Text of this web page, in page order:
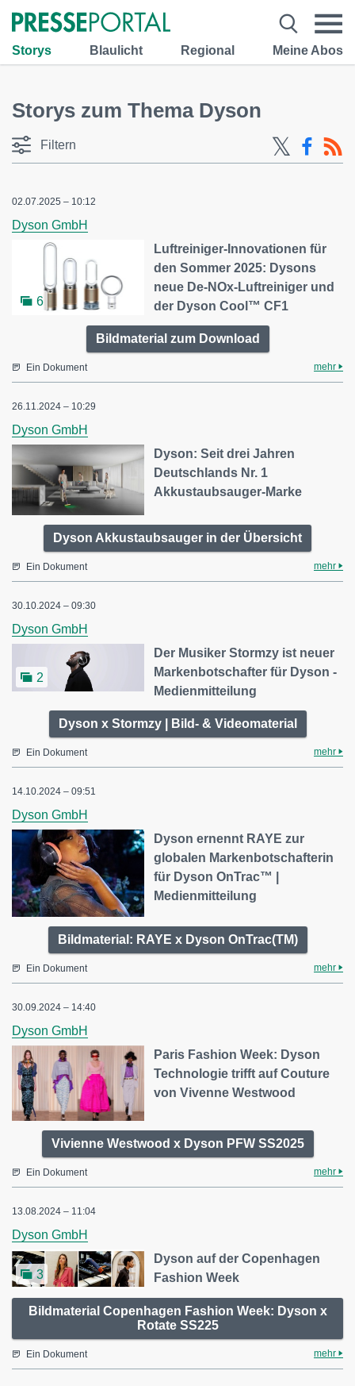
Storys Blaulicht Regional Meine Abos
Storys zum Thema Dyson
Filtern
02.07.2025 – 10:12
Dyson GmbH
6
Luftreiniger-Innovationen für
den Sommer 2025: Dysons
neue De-NOx-Luftreiniger und
der Dyson Cool™ CF1
Bildmaterial zum Download
Ein Dokument mehr
26.11.2024 – 10:29
Dyson GmbH
Dyson: Seit drei Jahren
Deutschlands Nr. 1
Akkustaubsauger-Marke
Dyson Akkustaubsauger in der Übersicht
Ein Dokument mehr
30.10.2024 – 09:30
Dyson GmbH
2
Der Musiker Stormzy ist neuer
Markenbotschafter für Dyson -
Medienmitteilung
Dyson x Stormzy | Bild- & Videomaterial
Ein Dokument mehr
14.10.2024 – 09:51
Dyson GmbH
Dyson ernennt RAYE zur
globalen Markenbotschafterin
für Dyson OnTrac™ |
Medienmitteilung
Bildmaterial: RAYE x Dyson OnTrac(TM)
Ein Dokument mehr
30.09.2024 – 14:40
Dyson GmbH
Paris Fashion Week: Dyson
Technologie trifft auf Couture
von Vivenne Westwood
Vivienne Westwood x Dyson PFW SS2025
Ein Dokument mehr
13.08.2024 – 11:04
Dyson GmbH
3
Dyson auf der Copenhagen
Fashion Week
Bildmaterial Copenhagen Fashion Week: Dyson x
Rotate SS225
Ein Dokument mehr